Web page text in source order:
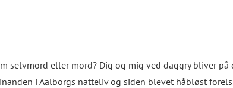
selvmord eller mord? Dig og mig ved daggry bliver på
i Aalborgs natteliv og siden blevet håbløst